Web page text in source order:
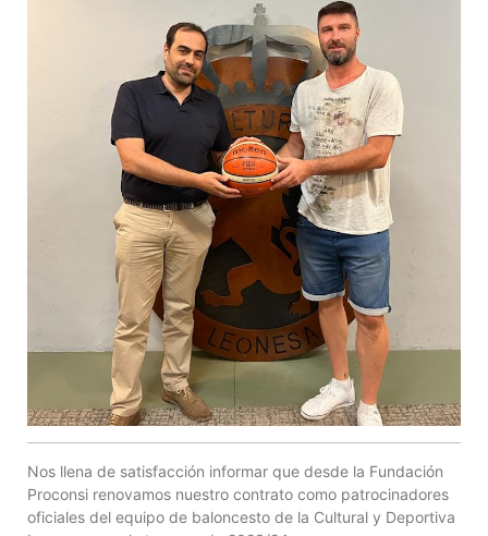
Nos llena de satisfacción informar que desde la Fundación
Proconsi renovamos nuestro contrato como patrocinadores
oficiales del equipo de baloncesto de la Cultural y Deportiva